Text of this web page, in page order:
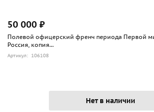
50 000 ₽
Полевой офицерский френч периода Первой
Россия, копия...
Артикул: 106108
Нет в наличии